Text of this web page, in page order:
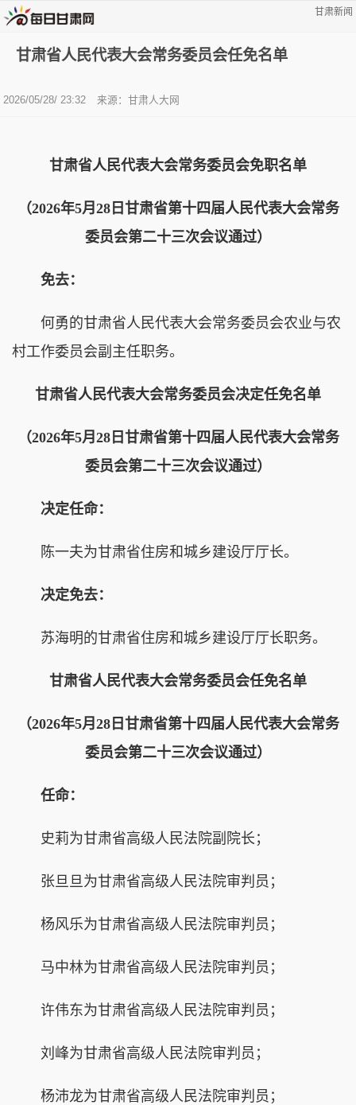
甘肃新闻
甘肃省人民代表大会常务委员会任免名单
2026/05/28/ 23:32 来源：甘肃人大网
甘肃省人民代表大会常务委员会免职名单
（2026年5月28日甘肃省第十四届人民代表大会常务
委员会第二十三次会议通过）
免去：
何勇的甘肃省人民代表大会常务委员会农业与农
村工作委员会副主任职务。
甘肃省人民代表大会常务委员会决定任免名单
（2026年5月28日甘肃省第十四届人民代表大会常务
委员会第二十三次会议通过）
决定任命：
陈一夫为甘肃省住房和城乡建设厅厅长。
决定免去：
苏海明的甘肃省住房和城乡建设厅厅长职务。
甘肃省人民代表大会常务委员会任免名单
（2026年5月28日甘肃省第十四届人民代表大会常务
委员会第二十三次会议通过）
任命：
史莉为甘肃省高级人民法院副院长；
张旦旦为甘肃省高级人民法院审判员；
杨风乐为甘肃省高级人民法院审判员；
马中林为甘肃省高级人民法院审判员；
许伟东为甘肃省高级人民法院审判员；
刘峰为甘肃省高级人民法院审判员；
杨沛龙为甘肃省高级人民法院审判员；